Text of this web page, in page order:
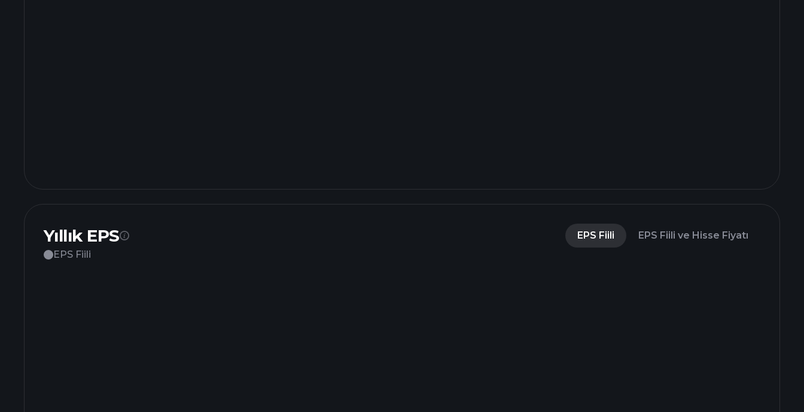
Yıllık EPS EPS Fiili
EPS Fiili ve Hisse Fiyatı
EPS Fiili